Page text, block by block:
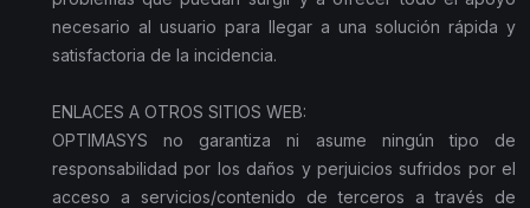
necesario al usuario para llegar a una solución rápida y
satisfactoria de la incidencia.
ENLACES A OTROS SITIOS WEB:
OPTIMASYS no garantiza ni asume ningún tipo de
responsabilidad por los daños y perjuicios sufridos por el
acceso a servicios/contenido de terceros a través de